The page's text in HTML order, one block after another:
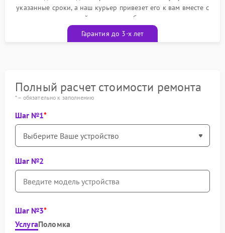
указанные сроки, а наш курьер привезет его к вам вместе с
гарантийным талоном бесплатно
Гарантия до 3-х лет
Полный расчет стоимости ремонта
* – обязательно к заполнению
Шаг №1
Шаг №2
Шаг №3
УслугаПоломка